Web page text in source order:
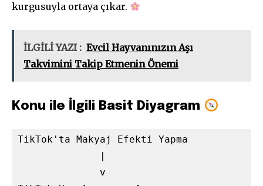
kurgusuyla ortaya çıkar.
İLGİLİ YAZI : Evcil Hayvanınızın Aşı
Takvimini Takip Etmenin Önemi
Konu ile İlgili Basit Diyagram
TikTok'ta Makyaj Efekti Yapma
              v